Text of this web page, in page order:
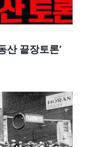
산 끝장토론’